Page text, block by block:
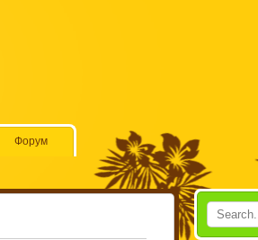
Форум